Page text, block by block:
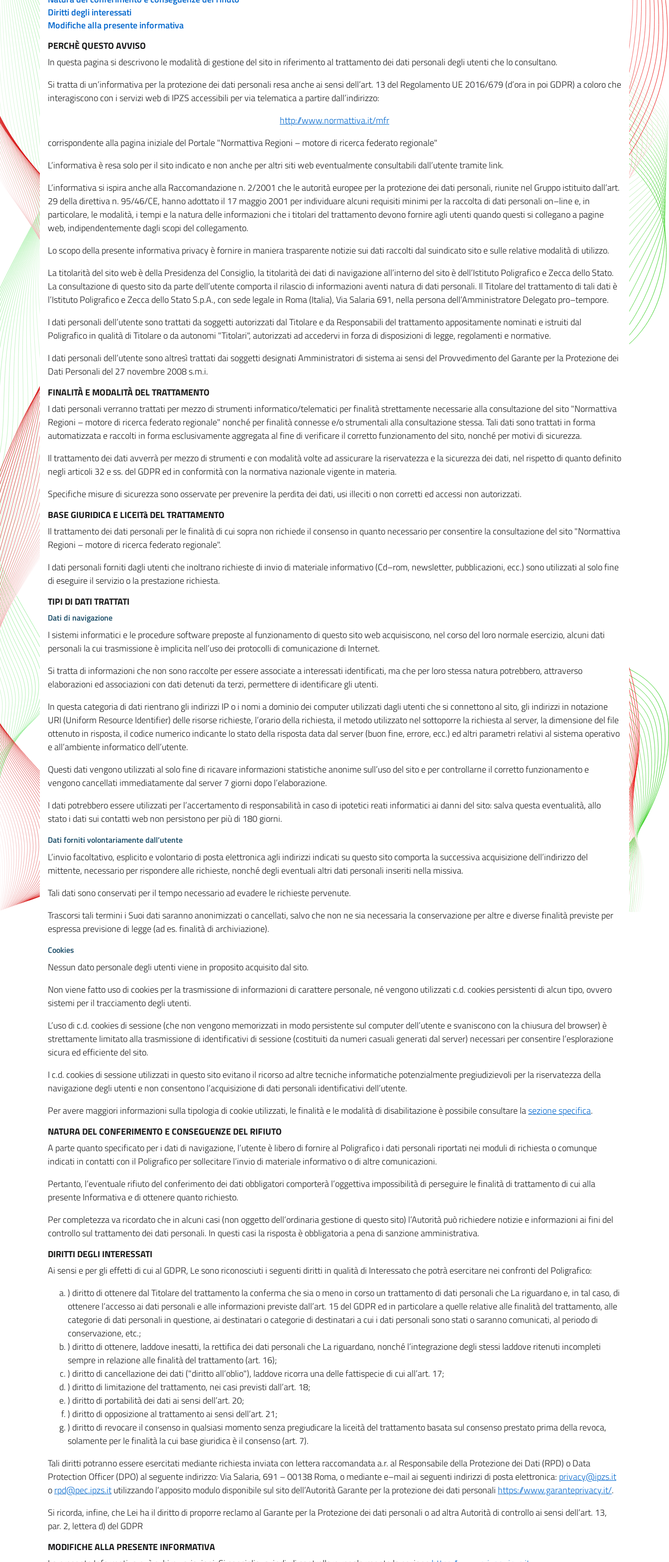
Diritti degli interessati
Modifiche alla presente informativa
PERCHÈ QUESTO AVVISO
In questa pagina si descrivono le modalità di gestione del sito in riferimento al trattamento dei dati personali degli utenti che lo consultano.
Si tratta di un’informativa per la protezione dei dati personali resa anche ai sensi dell’art. 13 del Regolamento UE 2016/679 (d’ora in poi GDPR) a coloro che
interagiscono con i servizi web di IPZS accessibili per via telematica a partire dall’indirizzo:
http://www.normattiva.it/mfr
corrispondente alla pagina iniziale del Portale "Normattiva Regioni – motore di ricerca federato regionale"
L’informativa è resa solo per il sito indicato e non anche per altri siti web eventualmente consultabili dall’utente tramite link.
L’informativa si ispira anche alla Raccomandazione n. 2/2001 che le autorità europee per la protezione dei dati personali, riunite nel Gruppo istituito dall’art.
29 della direttiva n. 95/46/CE, hanno adottato il 17 maggio 2001 per individuare alcuni requisiti minimi per la raccolta di dati personali on–line e, in
particolare, le modalità, i tempi e la natura delle informazioni che i titolari del trattamento devono fornire agli utenti quando questi si collegano a pagine
web, indipendentemente dagli scopi del collegamento.
Lo scopo della presente informativa privacy è fornire in maniera trasparente notizie sui dati raccolti dal suindicato sito e sulle relative modalità di utilizzo.
La titolarità del sito web è della Presidenza del Consiglio, la titolarità dei dati di navigazione all’interno del sito è dell’Istituto Poligrafico e Zecca dello Stato.
La consultazione di questo sito da parte dell’utente comporta il rilascio di informazioni aventi natura di dati personali. Il Titolare del trattamento di tali dati è
l’Istituto Poligrafico e Zecca dello Stato S.p.A., con sede legale in Roma (Italia), Via Salaria 691, nella persona dell’Amministratore Delegato pro–tempore.
I dati personali dell’utente sono trattati da soggetti autorizzati dal Titolare e da Responsabili del trattamento appositamente nominati e istruiti dal
Poligrafico in qualità di Titolare o da autonomi "Titolari", autorizzati ad accedervi in forza di disposizioni di legge, regolamenti e normative.
I dati personali dell’utente sono altresì trattati dai soggetti designati Amministratori di sistema ai sensi del Provvedimento del Garante per la Protezione dei
Dati Personali del 27 novembre 2008 s.m.i.
FINALITÀ E MODALITÀ DEL TRATTAMENTO
I dati personali verranno trattati per mezzo di strumenti informatico/telematici per finalità strettamente necessarie alla consultazione del sito "Normattiva
Regioni – motore di ricerca federato regionale" nonché per finalità connesse e/o strumentali alla consultazione stessa. Tali dati sono trattati in forma
automatizzata e raccolti in forma esclusivamente aggregata al fine di verificare il corretto funzionamento del sito, nonché per motivi di sicurezza.
Il trattamento dei dati avverrà per mezzo di strumenti e con modalità volte ad assicurare la riservatezza e la sicurezza dei dati, nel rispetto di quanto definito
negli articoli 32 e ss. del GDPR ed in conformità con la normativa nazionale vigente in materia.
Specifiche misure di sicurezza sono osservate per prevenire la perdita dei dati, usi illeciti o non corretti ed accessi non autorizzati.
BASE GIURIDICA E LICEITà DEL TRATTAMENTO
Il trattamento dei dati personali per le finalità di cui sopra non richiede il consenso in quanto necessario per consentire la consultazione del sito "Normattiva
Regioni – motore di ricerca federato regionale".
I dati personali forniti dagli utenti che inoltrano richieste di invio di materiale informativo (Cd–rom, newsletter, pubblicazioni, ecc.) sono utilizzati al solo fine
di eseguire il servizio o la prestazione richiesta.
TIPI DI DATI TRATTATI
Dati di navigazione
I sistemi informatici e le procedure software preposte al funzionamento di questo sito web acquisiscono, nel corso del loro normale esercizio, alcuni dati
personali la cui trasmissione è implicita nell’uso dei protocolli di comunicazione di Internet.
Si tratta di informazioni che non sono raccolte per essere associate a interessati identificati, ma che per loro stessa natura potrebbero, attraverso
elaborazioni ed associazioni con dati detenuti da terzi, permettere di identificare gli utenti.
In questa categoria di dati rientrano gli indirizzi IP o i nomi a dominio dei computer utilizzati dagli utenti che si connettono al sito, gli indirizzi in notazione
URI (Uniform Resource Identifier) delle risorse richieste, l’orario della richiesta, il metodo utilizzato nel sottoporre la richiesta al server, la dimensione del file
ottenuto in risposta, il codice numerico indicante lo stato della risposta data dal server (buon fine, errore, ecc.) ed altri parametri relativi al sistema operativo
e all’ambiente informatico dell’utente.
Questi dati vengono utilizzati al solo fine di ricavare informazioni statistiche anonime sull’uso del sito e per controllarne il corretto funzionamento e
vengono cancellati immediatamente dal server 7 giorni dopo l’elaborazione.
I dati potrebbero essere utilizzati per l’accertamento di responsabilità in caso di ipotetici reati informatici ai danni del sito: salva questa eventualità, allo
stato i dati sui contatti web non persistono per più di 180 giorni.
Dati forniti volontariamente dall’utente
L’invio facoltativo, esplicito e volontario di posta elettronica agli indirizzi indicati su questo sito comporta la successiva acquisizione dell’indirizzo del
mittente, necessario per rispondere alle richieste, nonché degli eventuali altri dati personali inseriti nella missiva.
Tali dati sono conservati per il tempo necessario ad evadere le richieste pervenute.
Trascorsi tali termini i Suoi dati saranno anonimizzati o cancellati, salvo che non ne sia necessaria la conservazione per altre e diverse finalità previste per
espressa previsione di legge (ad es. finalità di archiviazione).
Cookies
Nessun dato personale degli utenti viene in proposito acquisito dal sito.
Non viene fatto uso di cookies per la trasmissione di informazioni di carattere personale, né vengono utilizzati c.d. cookies persistenti di alcun tipo, ovvero
sistemi per il tracciamento degli utenti.
L’uso di c.d. cookies di sessione (che non vengono memorizzati in modo persistente sul computer dell’utente e svaniscono con la chiusura del browser) è
strettamente limitato alla trasmissione di identificativi di sessione (costituiti da numeri casuali generati dal server) necessari per consentire l’esplorazione
sicura ed efficiente del sito.
I c.d. cookies di sessione utilizzati in questo sito evitano il ricorso ad altre tecniche informatiche potenzialmente pregiudizievoli per la riservatezza della
navigazione degli utenti e non consentono l’acquisizione di dati personali identificativi dell’utente.
Per avere maggiori informazioni sulla tipologia di cookie utilizzati, le finalità e le modalità di disabilitazione è possibile consultare lasezione specifica.
NATURA DEL CONFERIMENTO E CONSEGUENZE DEL RIFIUTO
A parte quanto specificato per i dati di navigazione, l’utente è libero di fornire al Poligrafico i dati personali riportati nei moduli di richiesta o comunque
indicati in contatti con il Poligrafico per sollecitare l’invio di materiale informativo o di altre comunicazioni.
Pertanto, l’eventuale rifiuto del conferimento dei dati obbligatori comporterà l’oggettiva impossibilità di perseguire le finalità di trattamento di cui alla
presente Informativa e di ottenere quanto richiesto.
Per completezza va ricordato che in alcuni casi (non oggetto dell’ordinaria gestione di questo sito) l’Autorità può richiedere notizie e informazioni ai fini del
controllo sul trattamento dei dati personali. In questi casi la risposta è obbligatoria a pena di sanzione amministrativa.
DIRITTI DEGLI INTERESSATI
Ai sensi e per gli effetti di cui al GDPR, Le sono riconosciuti i seguenti diritti in qualità di Interessato che potrà esercitare nei confronti del Poligrafico:
) diritto di ottenere dal Titolare del trattamento la conferma che sia o meno in corso un trattamento di dati personali che La riguardano e, in tal caso, di
ottenere l’accesso ai dati personali e alle informazioni previste dall’art. 15 del GDPR ed in particolare a quelle relative alle finalità del trattamento, alle
categorie di dati personali in questione, ai destinatari o categorie di destinatari a cui i dati personali sono stati o saranno comunicati, al periodo di
conservazione, etc.;
) diritto di ottenere, laddove inesatti, la rettifica dei dati personali che La riguardano, nonché l’integrazione degli stessi laddove ritenuti incompleti
sempre in relazione alle finalità del trattamento (art. 16);
) diritto di cancellazione dei dati ("diritto all’oblio"), laddove ricorra una delle fattispecie di cui all’art. 17;
) diritto di limitazione del trattamento, nei casi previsti dall’art. 18;
) diritto di portabilità dei dati ai sensi dell’art. 20;
) diritto di opposizione al trattamento ai sensi dell’art. 21;
) diritto di revocare il consenso in qualsiasi momento senza pregiudicare la liceità del trattamento basata sul consenso prestato prima della revoca,
solamente per le finalità la cui base giuridica è il consenso (art. 7).
Tali diritti potranno essere esercitati mediante richiesta inviata con lettera raccomandata a.r. al Responsabile della Protezione dei Dati (RPD) o Data
Protection Officer (DPO) al seguente indirizzo: Via Salaria, 691 – 00138 Roma, o mediante e–mail ai seguenti indirizzi di posta elettronica: privacy@ipzs.it
orpd@pec.ipzs.itutilizzando l’apposito modulo disponibile sul sito dell’Autorità Garante per la protezione dei dati personali https://www.garanteprivacy.it/.
Si ricorda, infine, che Lei ha il diritto di proporre reclamo al Garante per la Protezione dei dati personali o ad altra Autorità di controllo ai sensi dell’art. 13,
par. 2, lettera d) del GDPR
MODIFICHE ALLA PRESENTE INFORMATIVA